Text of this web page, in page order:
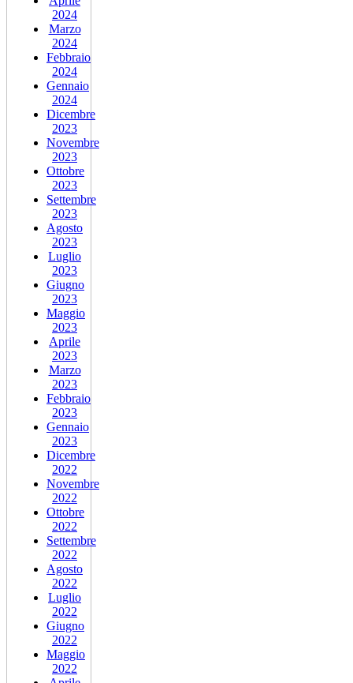
2024
Marzo
2024
Febbraio
2024
Gennaio
2024
Dicembre
2023
Novembre
2023
Ottobre
2023
Settembre
2023
Agosto
2023
Luglio
2023
Giugno
2023
Maggio
2023
Aprile
2023
Marzo
2023
Febbraio
2023
Gennaio
2023
Dicembre
2022
Novembre
2022
Ottobre
2022
Settembre
2022
Agosto
2022
Luglio
2022
Giugno
2022
Maggio
2022